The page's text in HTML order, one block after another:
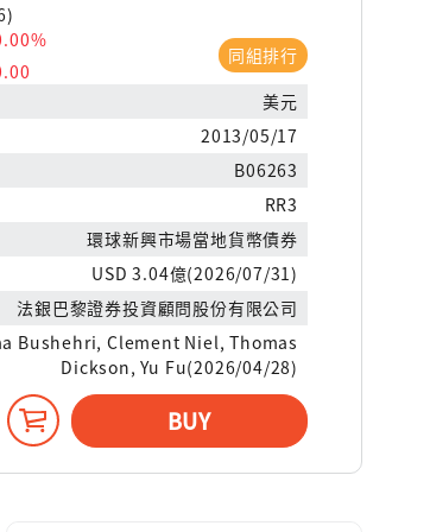
同組排行
美元
2013/05/17
B06263
RR3
環球新興市場當地貨幣債券
USD 3.04億(2026/07/31)
法銀巴黎證券投資顧問股份有限公司
Bushehri, Clement Niel, Thomas
Dickson, Yu Fu(2026/04/28)
BUY